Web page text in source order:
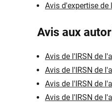
Avis d'expertise de
Avis aux
Avis de l'IRSN de
Avis de l'IRSN de
Avis de l'IRSN de
Avis de l'IRSN de